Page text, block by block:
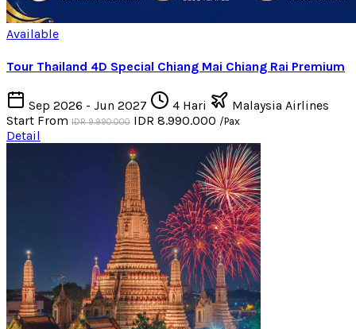
Available
Tour Thailand 4D Special Chiang Mai Chiang Rai Premium
Sep 2026 - Jun 2027 4 Hari
Malaysia Airlines
Start From IDR 9.990.000 IDR 8.990.000 /Pax
Detail